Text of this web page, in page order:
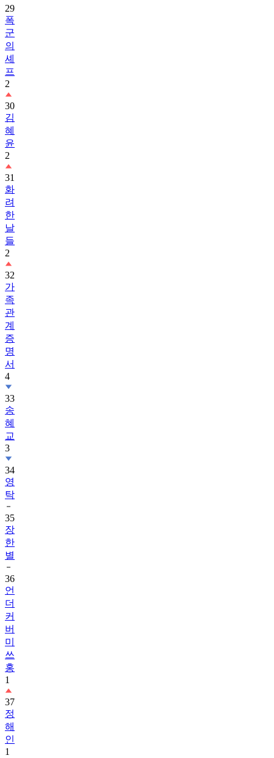
29
폭
군
의
셰
프
2
30
김
혜
윤
2
31
화
려
한
날
들
2
32
가
족
관
계
증
명
서
4
33
송
혜
교
3
34
영
탁
35
장
한
별
36
언
더
커
버
미
쓰
홍
1
37
정
해
인
1